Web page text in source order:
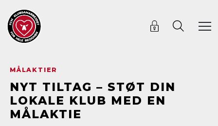
MÅLAKTIER
NYT TILTAG – STØT DIN
LOKALE KLUB MED EN
MÅLAKTIE